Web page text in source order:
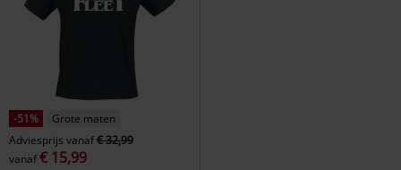
-51%
Grote maten
Adviesprijs vanaf€ 32,99
vanaf€ 15,99